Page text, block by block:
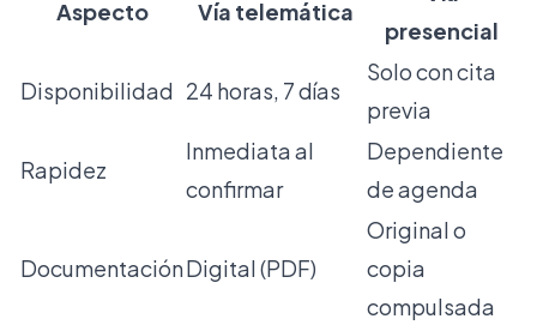
Aspecto Vía telemática
presencial
Disponibilidad 24 horas, 7 días
Solo con cita
previa
Rapidez
Inmediata al
confirmar
Dependiente
de agenda
DocumentaciónDigital (PDF)
Original o
copia
compulsada